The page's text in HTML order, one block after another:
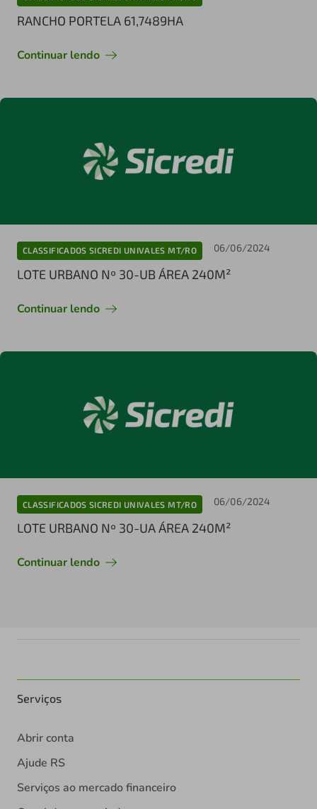
RANCHO PORTELA 61,7489HA
Continuar lendo
CLASSIFICADOS SICREDI UNIVALES MT/RO 06/06/2024
LOTE URBANO Nº 30-UB ÁREA 240M²
Continuar lendo
CLASSIFICADOS SICREDI UNIVALES MT/RO 06/06/2024
LOTE URBANO Nº 30-UA ÁREA 240M²
Continuar lendo
Serviços
Abrir conta
Ajude RS
Serviços ao mercado financeiro